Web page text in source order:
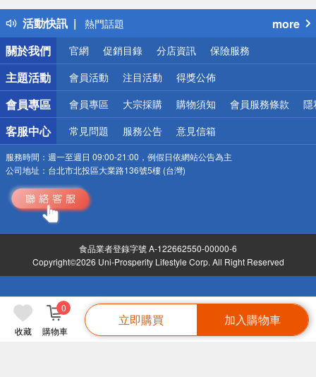
收藏 購物車
0
立即購買 加入購物車
活動快訊
得獎公告
熱門話題
銀行優惠
偏遠地區配送
詐騙網頁！請小心！
more
關於我們
官網 促銷目錄 分店資訊 保險服務
主題活動 會員活動 注目活動 得獎公佈
會員專區 會員專區 大宗採購 購物須知 會員服務條款 隱
客服中心 常見問題 服務公告 意見信箱
服務時間： 週一至週日 09:00-21:00，例假日依網站公告為主
公司地址： 台北市北投區大業路136號5樓 (台灣)
食品業者登錄字號 A-122662550-00000-6
Copyright©2026 Uni-Prosperity Lifestyle Corp. All Right Reserved